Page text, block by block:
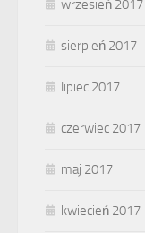
wrzesień 2017
sierpień 2017
lipiec 2017
czerwiec 2017
maj 2017
kwiecień 2017